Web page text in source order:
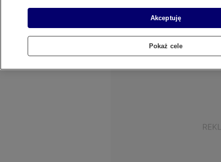
porywający fragmenty budowli. Wskutek silnego
wiatru zginęło pięć osób, a prawie 90 zostało
rannych.
Akceptuję
Pokaż cele